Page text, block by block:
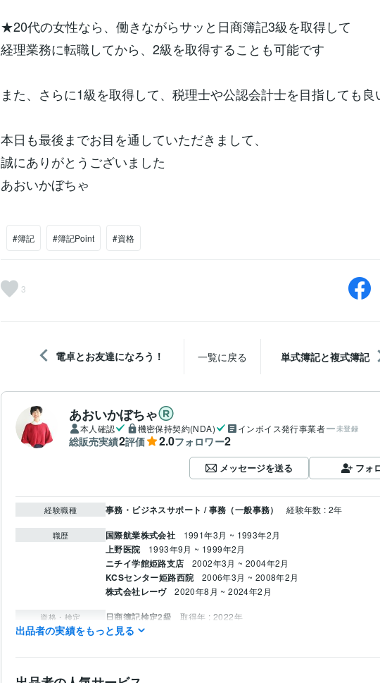
★20代の女性なら、働きながらサッと日商簿記3級を取得して
経理業務に転職してから、2級を取得することも可能です
また、さらに1級を取得して、税理士や公認会計士を目指しても良
本日も最後までお目を通していただきまして、
誠にありがとうございました
あおいかぼちゃ
#簿記 #簿記Point #資格
3
電卓とお友達になろう！ 一覧に戻る 単式簿記と複式簿記
あおいかぼちゃ
本人確認 機密保持契約(NDA) インボイス発行事業者 未登録
総販売実績2評価 2.0フォロワー2
メッセージを送る フォ
経験職種 事務・ビジネスサポート / 事務（一般事務） 経験年数 : 2年
職歴 国際航業株式会社 1991年3月 ~ 1993年2月
上野医院 1993年9月 ~ 1999年2月
ニチイ学館姫路支店 2002年3月 ~ 2004年2月
KCSセンター姫路西院 2006年3月 ~ 2008年2月
株式会社レーヴ 2020年8月 ~ 2024年2月
資格・検定 日商簿記検定2級 取得年 : 2022年
ホームヘルパー2級
マイクロソフト オフィス スペシャリスト（MOS） 取得年 : 2019年
出品者の実績をもっと見る